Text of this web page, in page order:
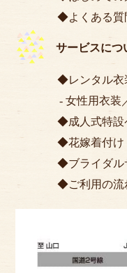
よくある質
サービスにつ
レンタル衣
女性用衣装
成人式特設
花嫁着付け
ブライダル
ご利用の流